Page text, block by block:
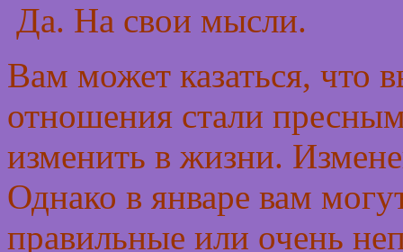
Да. На свои мысли.
Вам может казаться, что
отношения стали
изменить в жизни.
Однако в январе вам
правильные или очень